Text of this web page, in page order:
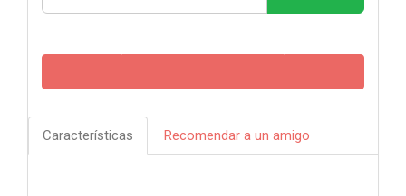
Características Recomendar a un amigo